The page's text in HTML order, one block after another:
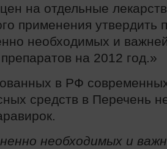
на отдельные
применения утвердить
необходимых и
на 2012 год.»
в РФ
средств в Перечень
необходимых и